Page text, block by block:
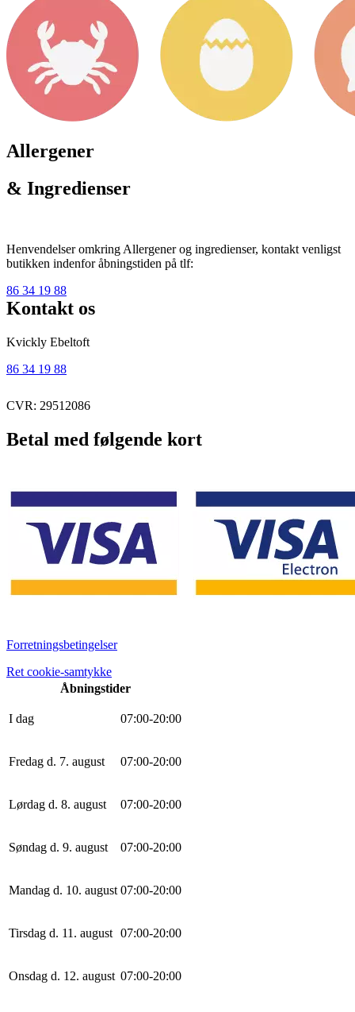
Allergener
& Ingredienser
Henvendelser omkring Allergener og ingredienser, kontakt venligst
butikken indenfor åbningstiden på tlf:
86 34 19 88
Kontakt os
Kvickly Ebeltoft
86 34 19 88
CVR: 29512086
Betal med følgende kort
Forretningsbetingelser
Ret cookie-samtykke
Åbningstider
I dag 07:00-20:00
Fredag d. 7. august 07:00-20:00
Lørdag d. 8. august 07:00-20:00
Søndag d. 9. august 07:00-20:00
Mandag d. 10. august 07:00-20:00
Tirsdag d. 11. august 07:00-20:00
Onsdag d. 12. august 07:00-20:00